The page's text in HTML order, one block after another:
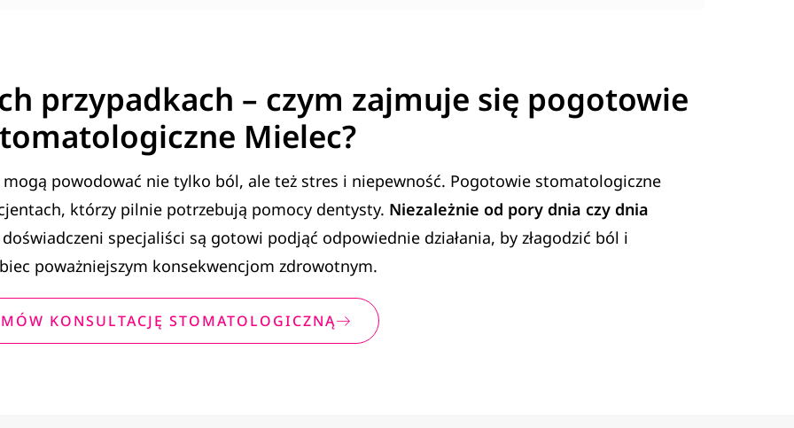
przypadkach – czym zajmuje się pogotowie
Mielec?
powodować nie tylko ból, ale też stres i niepewność. Pogotowie stomatologiczne
którzy pilnie potrzebują pomocy dentysty. Niezależnie od pory dnia czy dnia
specjaliści są gotowi podjąć odpowiednie działania, by złagodzić ból i
poważniejszym konsekwencjom zdrowotnym.
KONSULTACJĘ STOMATOLOGICZNĄ